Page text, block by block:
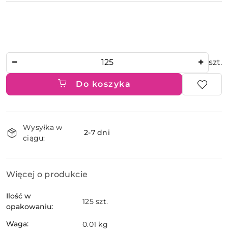
szt.
Do koszyka
i
dostawa
Wysyłka w
ciągu:
2-7 dni
Więcej o produkcie
Ilość w
opakowaniu:
125 szt.
Waga: 0.01 kg